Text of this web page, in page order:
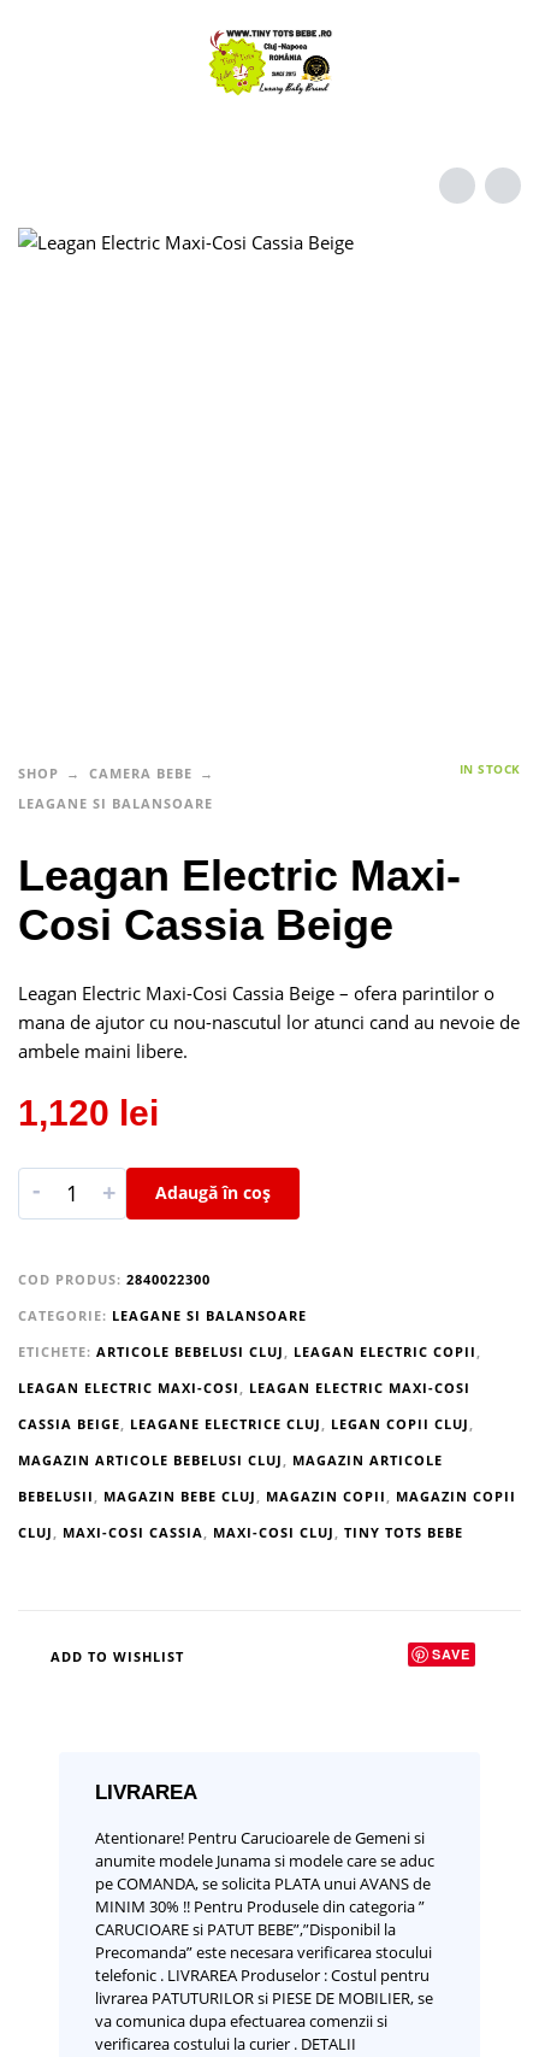
SHOP
CAMERA BEBE
LEAGANE SI BALANSOARE
IN STOCK
Leagan Electric Maxi-
Cosi Cassia Beige
Leagan Electric Maxi-Cosi Cassia Beige – ofera parintilor o
mana de ajutor cu nou-nascutul lor atunci cand au nevoie de
ambele maini libere.
1,120 lei
- + Adaugă în coș
COD PRODUS: 2840022300
CATEGORIE: LEAGANE SI BALANSOARE
ETICHETE: ARTICOLE BEBELUSI CLUJ , LEAGAN ELECTRIC COPII ,
LEAGAN ELECTRIC MAXI-COSI , LEAGAN ELECTRIC MAXI-COSI
CASSIA BEIGE, LEAGANE ELECTRICE CLUJ , LEGAN COPII CLUJ ,
MAGAZIN ARTICOLE BEBELUSI CLUJ , MAGAZIN ARTICOLE
BEBELUSII , MAGAZIN BEBE CLUJ , MAGAZIN COPII , MAGAZIN COPII
CLUJ , MAXI-COSI CASSIA, MAXI-COSI CLUJ , TINY TOTS BEBE
ADD TO WISHLIST SAVE
LIVRAREA
Atentionare! Pentru Carucioarele de Gemeni si
anumite modele Junama si modele care se aduc
pe COMANDA, se solicita PLATA unui AVANS de
MINIM 30% !! Pentru Produsele din categoria ”
CARUCIOARE si PATUT BEBE”,”Disponibil la
Precomanda” este necesara verificarea stocului
telefonic . LIVRAREA Produselor :Costul pentru
livrarea PATUTURILOR si PIESE DE MOBILIER, se
va comunica dupa efectuarea comenzii si
verificarea costului la curier . DETALII